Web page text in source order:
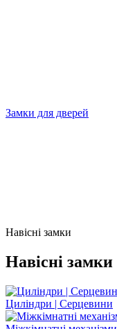
Замки для дверей
Навісні замки
Навісні замки
Циліндри | Серцевини